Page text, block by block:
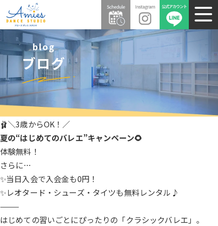
blog
ブログ
🩰＼3歳からOK！／
夏の“はじめてのバレエ”キャンペーン🌻
体験無料！
さらに…
✨当日入会で入会金も0円！
✨レオタード・シューズ・タイツも無料レンタル♪
⸻
はじめての習いごとにぴったりの「クラシックバレエ」。